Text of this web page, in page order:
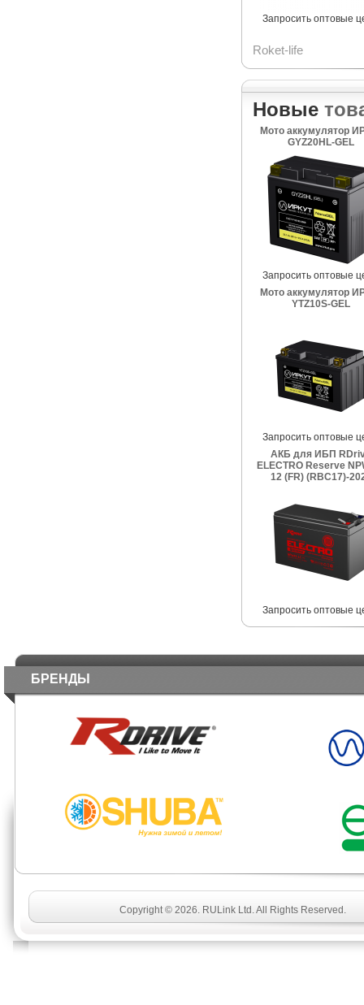
Запросить оптовые
Roket-life
Новые
Мото аккумулятор
GYZ20HL-GEL
Запросить оптовые
Мото аккумулятор
YTZ10S-GEL
Запросить оптовые
АКБ для ИБП
ELECTRO Reserve
12 (FR) (RBC17)-
Запросить оптовые
БРЕНДЫ
Copyright © 2026. RULink Ltd. All Rights Reserved.